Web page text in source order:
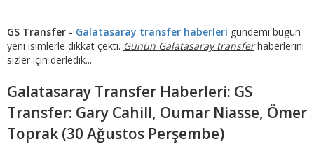
GS Transfer - Galatasaray transfer haberleri gündemi bugün
yeni isimlerle dikkat çekti. Günün Galatasaray transferhaberlerini
sizler için derledik...
Galatasaray Transfer Haberleri: GS
Transfer: Gary Cahill, Oumar Niasse, Ömer
Toprak (30 Ağustos Perşembe)